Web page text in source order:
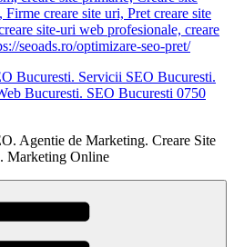
Bucuresti. Servicii SEO Bucuresti.
Bucuresti. SEO Bucuresti 0750
Agentie de Marketing. Creare Site
Marketing Online